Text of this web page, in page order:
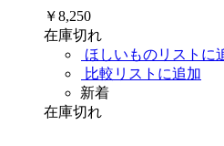
￥8,250
在庫切れ
ほしいものリストに
比較リストに追加
新着
在庫切れ